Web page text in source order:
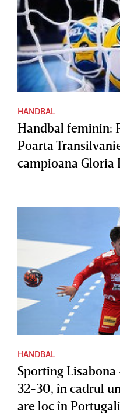
HANDBAL
Handbal feminin:
Poarta
campioana Gloria
HANDBAL
Sporting
32-30, în cadrul
are loc în